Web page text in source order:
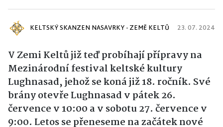
KELTSKÝ SKANZEN NASAVRKY - ZEMĚ KELTŮ 23. 07. 2024
V Zemi Keltů již teď probíhají přípravy na
Mezinárodní festival keltské kultury
Lughnasad, jehož se koná již 18. ročník. Své
brány otevře Lughnasad v pátek 26.
července v 10:00 a v sobotu 27. července v
9:00. Letos se přeneseme na začátek nové